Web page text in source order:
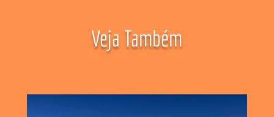
Veja Também